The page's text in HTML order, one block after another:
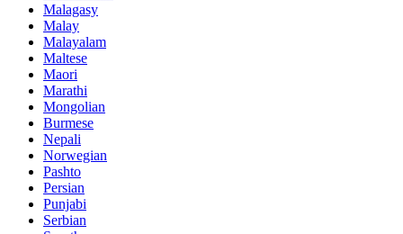
Malagasy
Malay
Malayalam
Maltese
Maori
Marathi
Mongolian
Burmese
Nepali
Norwegian
Pashto
Persian
Punjabi
Serbian